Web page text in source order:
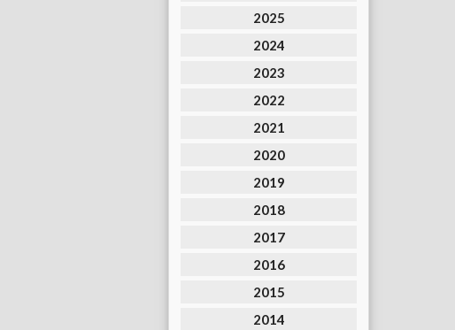
2025
2024
2023
2022
2021
2020
2019
2018
2017
2016
2015
2014